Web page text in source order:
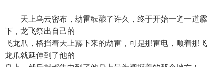
天上乌云密布，劫雷酝酿了许久，终于开始一道一道霹
下，龙飞祭出自己的
飞龙爪，格挡着天上霹下来的劫雷，可是那雷电，顺着那飞
龙爪就延伸到了他的